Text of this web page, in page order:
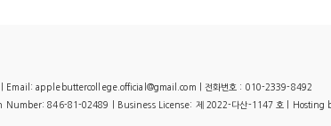
| Email: applebuttercollege.official@gmail.com | 전화번호 : 010-2339-8492
Number:846-81-02489 | Business License: 제 2022-다산-1147 호
| Hosting